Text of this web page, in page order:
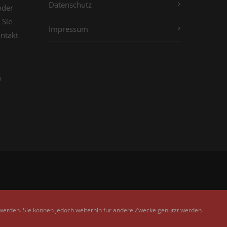
Datenschutz
Impressum
Sie können jedoch weiterhin für andere Zwecke genutzt werden